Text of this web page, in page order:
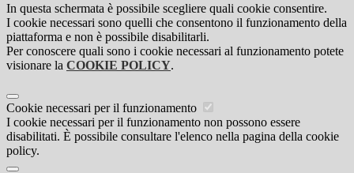
In questa schermata è possibile scegliere quali cookie consentire.
I cookie necessari sono quelli che consentono il funzionamento della
piattaforma e non è possibile disabilitarli.
Per conoscere quali sono i cookie necessari al funzionamento potete
visionare la COOKIE POLICY.
Cookie necessari per il funzionamento
I cookie necessari per il funzionamento non possono essere
disabilitati. È possibile consultare l'elenco nella pagina della cookie
policy.